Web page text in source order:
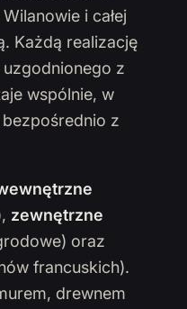
i całej
Każdą realizację
z
wspólnie, w
z
zewnętrzne
oraz
francuskich).
drewnem